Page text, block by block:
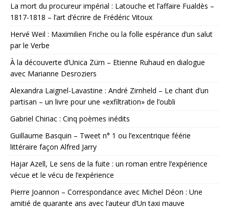
La mort du procureur impérial : Latouche et l’affaire Fualdès –
1817-1818 – l’art d’écrire de Frédéric Vitoux
Hervé Weil : Maximilien Friche ou la folle espérance d’un salut
par le Verbe
À la découverte d’Unica Zürn – Etienne Ruhaud en dialogue
avec Marianne Desroziers
Alexandra Laignel-Lavastine : André Zirnheld – Le chant d’un
partisan – un livre pour une «exfiltration» de l’oubli
Gabriel Chiriac : Cinq poèmes inédits
Guillaume Basquin – Tweet n° 1 ou l’excentrique féérie
littéraire façon Alfred Jarry
Hajar Azell, Le sens de la fuite : un roman entre l’expérience
vécue et le vécu de l’expérience
Pierre Joannon – Correspondance avec Michel Déon : Une
amitié de quarante ans avec l’auteur d’Un taxi mauve